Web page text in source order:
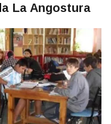
La Angostura